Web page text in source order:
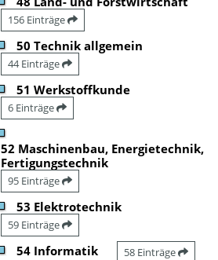
156 Einträge
50 Technik allgemein
44 Einträge
51 Werkstoffkunde
6 Einträge
52 Maschinenbau, Energietechnik,
Fertigungstechnik
95 Einträge
53 Elektrotechnik
59 Einträge
54 Informatik 58 Einträge